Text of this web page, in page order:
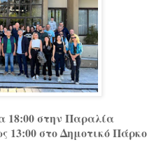
18:00 στην Παραλία
13:00 στο Δημοτικό Πάρκο